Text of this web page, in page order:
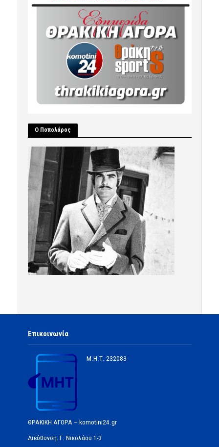
Ο Ποπολάρος
Επικοινωνία
Μ.Η.Τ. 232083
ΘΡΑΚΙΚΗ ΑΓΟΡΑ – komotini24.gr
Διεύθυνση: Γ. Νικολάου 1-3